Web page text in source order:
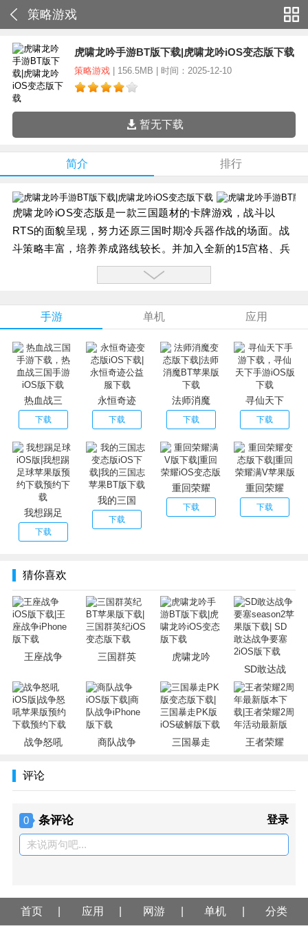
策略游戏
虎啸龙吟手游BT版下载|虎啸龙吟iOS变态版下载
策略游戏| 156.5MB | 时间：2025-12-10
暂无下载
简介 排行
虎啸龙吟iOS变态版是一款三国题材的卡牌游戏，战斗以
RTS的面貌呈现，努力还原三国时期冷兵器作战的场面。战
斗策略丰富，培养养成路线较长。并加入全新的15宫格、兵
种相克以及锦囊妙计等系统，通过每次战局那变幻莫测的排
兵布阵，运用卡牌+RPG+SLG三重创新玩法并以3D场景展
【游戏福利】：
★登陆赠送VIP5、5000元宝、50W铜钱；
★豪华礼包送送送！登录即送5000军魂，粮草5000，刘备
*1；
★充值元宝，首次充值任意档次金额，获得元宝奖励；
★大幅度提升月卡奖励，30元购买立即获得9000元宝，每日
赠送1000元宝；
★每日登陆奖励、升级奖励提升20倍！活动奖励提高20倍！
怎么都是赚！
★探囊取物，限时宝箱，海量奖励拿到手软！
★世界boss，夺帅奖励疯狂加倍！
手游 单机 应用
热血战三
下载
永恒奇迹
下载
法师消魔
下载
寻仙天下
下载
我想踢足
下载
我的三国
下载
重回荣耀
下载
重回荣耀
下载
猜你喜欢
王座战争 三国群英
虎啸龙吟
SD敢达战
战争怒吼 商队战争 三国暴走 王者荣耀
评论
0 条评论 登录
来说两句吧...
首页 应用 网游 单机 分类